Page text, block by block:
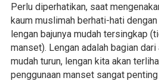
Perlu diperhatikan, saat
kaum muslimah berhati-hati
lengan bajunya mudah tersingkap
manset). Lengan adalah bagian
mudah turun, lengan kita akan
penggunaan manset sangat